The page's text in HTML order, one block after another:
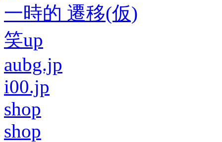
一時的 遷移(仮)
笑up
aubg.jp
i00.jp
shop
shop